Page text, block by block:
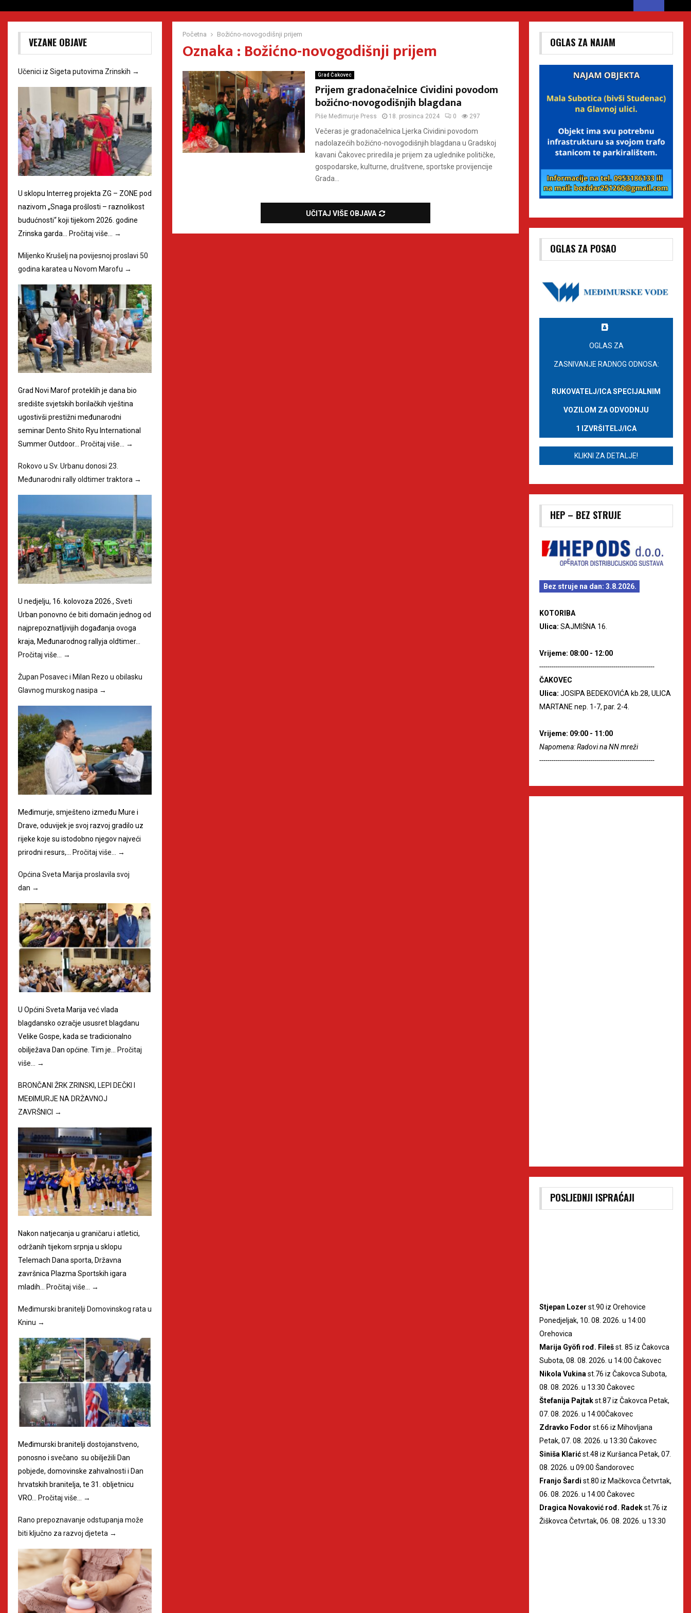
Početna Božićno-novogodišnji prijem
Oznaka : Božićno-novogodišnji prijem
Grad Čakovec
Prijem gradonačelnice Cividini povodom
božićno-novogodišnjih blagdana
Piše Međimurje Press 18. prosinca 2024 0 297
Večeras je gradonačelnica Ljerka Cividini povodom
nadolazećih božićno-novogodišnjih blagdana u Gradskoj
kavani Čakovec priredila je prijem za uglednike političke,
gospodarske, kulturne, društvene, sportske provijencije
Grada...
UČITAJ VIŠE OBJAVA
VEZANE OBJAVE
Učenici iz Sigeta putovima Zrinskih →
U sklopu Interreg projekta ZG – ZONE pod
nazivom „Snaga prošlosti – raznolikost
budućnosti“ koji tijekom 2026. godine
Zrinska garda…
Pročitaj više… →
Miljenko Krušelj na povijesnoj proslavi 50
godina karatea u Novom Marofu →
Grad Novi Marof proteklih je dana bio
središte svjetskih borilačkih vještina
ugostivši prestižni međunarodni
seminar Dento Shito Ryu International
Summer Outdoor… Pročitaj više… →
Rokovo u Sv. Urbanu donosi 23.
Međunarodni rally oldtimer traktora →
U nedjelju, 16. kolovoza 2026., Sveti
Urban ponovno će biti domaćin jednog od
najprepoznatljivijih događanja ovoga
kraja, Međunarodnog rallyja oldtimer…
Pročitaj više…
→
Župan Posavec i Milan Rezo u obilasku
Glavnog murskog nasipa →
Međimurje, smješteno između Mure i
Drave, oduvijek je svoj razvoj gradilo uz
rijeke koje su istodobno njegov najveći
prirodni resurs,…
Pročitaj više… →
Općina Sveta Marija proslavila svoj
dan →
U Općini Sveta Marija već vlada
blagdansko ozračje ususret blagdanu
Velike Gospe, kada se tradicionalno
obilježava Dan općine. Tim je… Pročitaj
više…
→
BRONČANI ŽRK ZRINSKI, LEPI DEČKI I
MEĐIMURJE NA DRŽAVNOJ
ZAVRŠNICI →
Nakon natjecanja u graničaru i atletici,
održanih tijekom srpnja u sklopu
Telemach Dana sporta, Državna
završnica Plazma Sportskih igara
mladih… Pročitaj više… →
Međimurski branitelji Domovinskog rata u
Kninu →
Međimurski branitelji dostojanstveno,
ponosno i svečano su obilježili Dan
pobjede, domovinske zahvalnosti i Dan
hrvatskih branitelja, te 31. obljetnicu
VRO…
Pročitaj više… →
Rano prepoznavanje odstupanja može
biti ključno za razvoj djeteta →
OGLAS ZA NAJAM
OGLAS ZA POSAO
OGLAS ZA
ZASNIVANJE RADNOG ODNOSA:
RUKOVATELJ/ICA SPECIJALNIM
VOZILOM ZA ODVODNJU
1 IZVRŠITELJ/ICA
KLIKNI ZA DETALJE!
HEP – BEZ STRUJE
Bez struje na dan: 3.8.2026.
KOTORIBA
Ulica: SAJMIŠNA 16.
Vrijeme: 08:00 - 12:00
--------------------------------------------------------
ČAKOVEC
Ulica: JOSIPA BEDEKOVIĆA kb.28, ULICA
MARTANE nep. 1-7, par. 2-4.
Vrijeme: 09:00 - 11:00
Napomena: Radovi na NN mreži
--------------------------------------------------------
POSLJEDNJI ISPRAĆAJI
Stjepan Lozer st.90 iz Orehovice
Ponedjeljak, 10. 08. 2026. u 14:00
Orehovica
Marija Gyöfi rođ. Filešst. 85 iz Čakovca
Subota, 08. 08. 2026. u 14:00 Čakovec
Nikola Vukina st.76 iz Čakovca Subota,
08. 08. 2026. u 13:30 Čakovec
Štefanija Pajtakst.87 iz Čakovca Petak,
07. 08. 2026. u 14:00Čakovec
Zdravko Fodor st.66 iz Mihovljana
Petak, 07. 08. 2026. u 13:30 Čakovec
Siniša Klarićst.48 iz Kuršanca Petak, 07.
08. 2026. u 09:00 Šandorovec
Franjo Šardi st.80 iz Mačkovca Četvrtak,
06. 08. 2026. u 14:00 Čakovec
Dragica Novaković rođ. Radekst.76 iz
Žiškovca Četvrtak, 06. 08. 2026. u 13:30